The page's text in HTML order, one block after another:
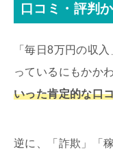
口コミ・評判
「毎日8万円の収
っているにもかか
いった肯定的な口
逆に、「詐欺」「